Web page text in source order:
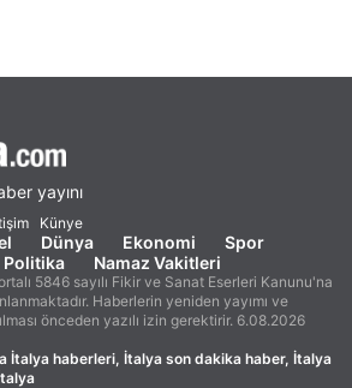
yayını
Künye
Dünya Ekonomi
Spor
Politika Namaz Vakitleri
5846 sayılı Fikir ve Sanat Eserleri Kanunu'na
Haberlerin yeniden yayımı ve
önceden yazılı izin gerektirir. 6.08.2026
İtalya haberleri, İtalya son dakika haber, İtalya